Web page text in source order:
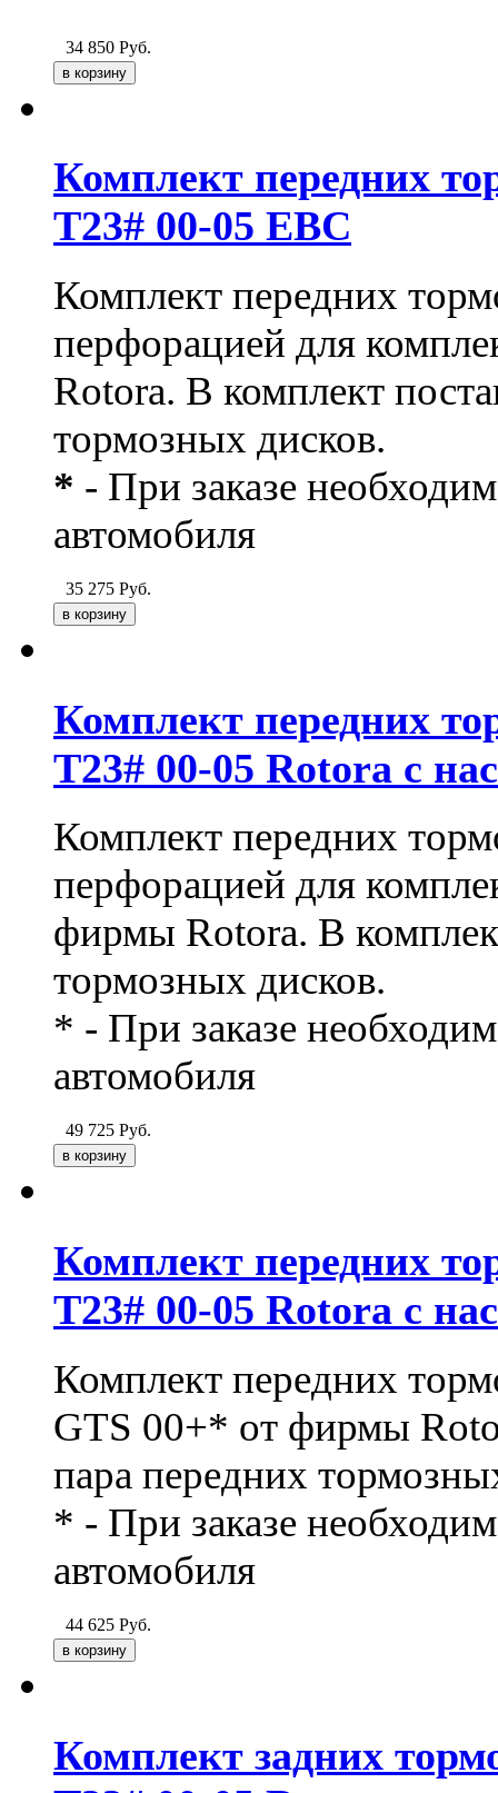
34 850 Руб.
Комплект передних
T23# 00-05 EBC
Комплект передних
перфорацией для
Rotora. В комплект
тормозных дисков.
* - При заказе
автомобиля
35 275 Руб.
Комплект передних
T23# 00-05 Rotora с
Комплект передних
перфорацией для
фирмы Rotora. В
тормозных дисков.
* - При заказе
автомобиля
49 725 Руб.
Комплект передних
T23# 00-05 Rotora с
Комплект передних
GTS 00+* от фирмы
пара передних
* - При заказе
автомобиля
44 625 Руб.
Комплект задних